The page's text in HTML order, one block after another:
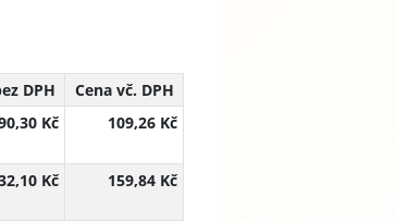
DPH
Cena vč. DPH
Kč 109,26 Kč
Kč 159,84 Kč